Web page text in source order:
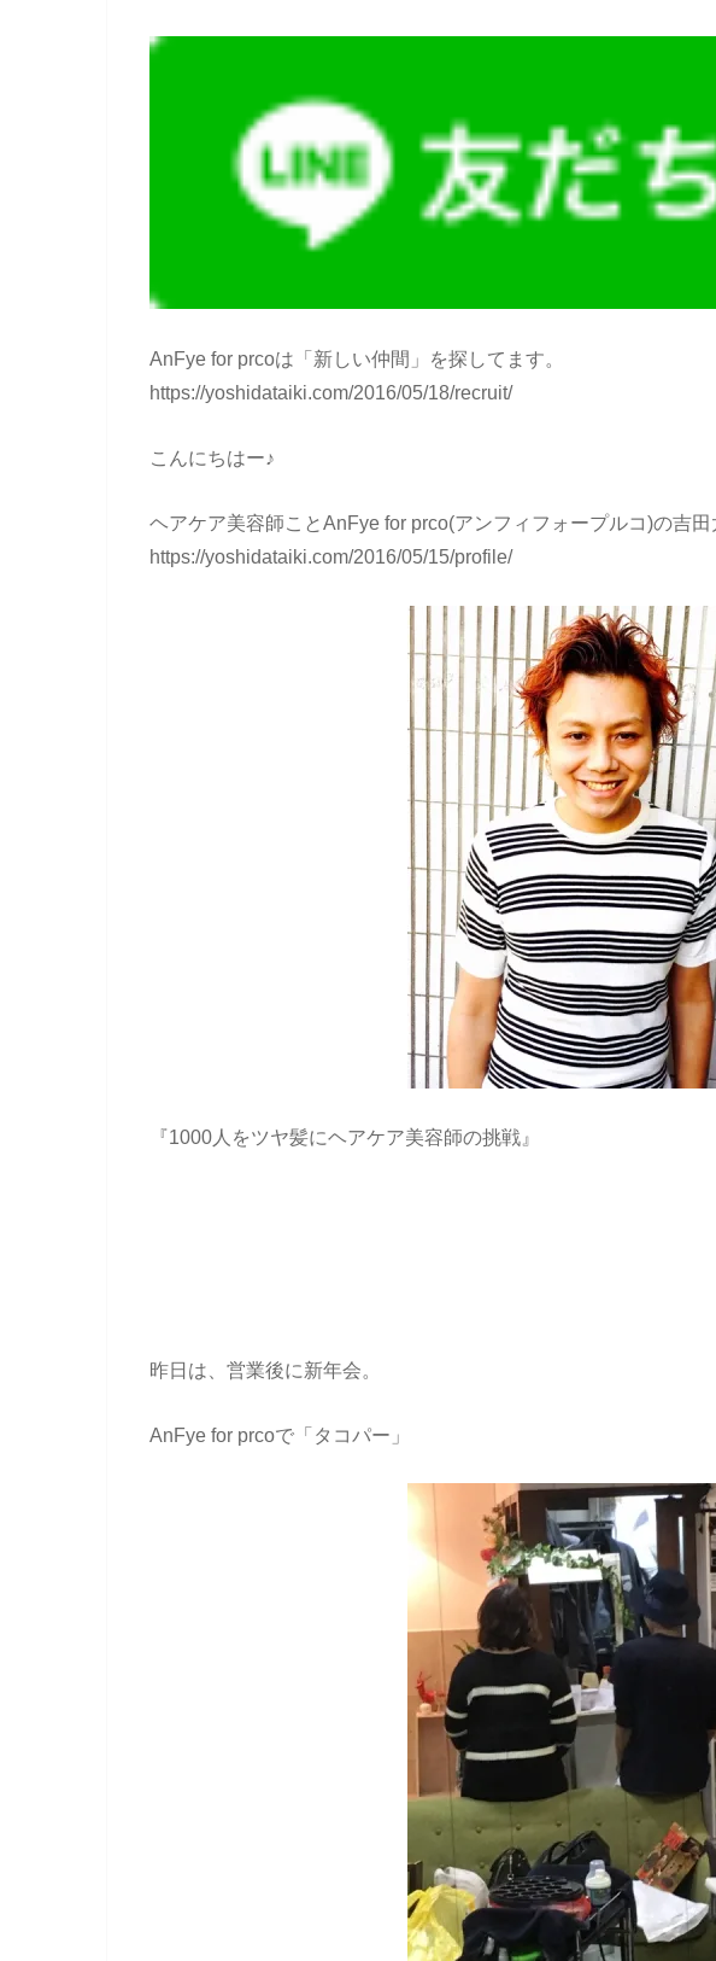
AnFye for prcoは「新しい仲間」を探してます。
https://yoshidataiki.com/2016/05/18/recruit/
こんにちはー♪
ヘアケア美容師ことAnFye for prco(アンフィフォープルコ)の吉田
https://yoshidataiki.com/2016/05/15/profile/
『1000人をツヤ髪にヘアケア美容師の挑戦』
昨日は、営業後に新年会。
AnFye for prcoで「タコパー」